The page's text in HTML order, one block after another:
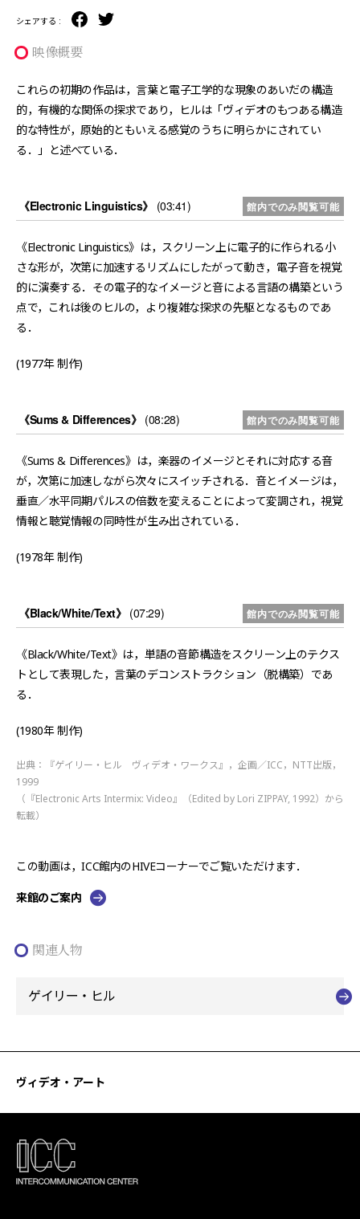
シェアする :
映像概要
これらの初期の作品は，言葉と電子工学的な現象のあいだの構造
的，有機的な関係の探求であり，ヒルは「ヴィデオのもつある構造
的な特性が，原始的ともいえる感覚のうちに明らかにされてい
る．」と述べている．
《Electronic Linguistics》 (03:41) 館内でのみ閲覧可能
《Electronic Linguistics》は，スクリーン上に電子的に作られる小
さな形が，次第に加速するリズムにしたがって動き，電子音を視覚
的に演奏する．その電子的なイメージと音による言語の構築という
点で，これは後のヒルの，より複雑な探求の先駆となるものであ
る．
(1977年 制作)
《Sums & Differences》 (08:28) 館内でのみ閲覧可能
《Sums & Differences》は，楽器のイメージとそれに対応する音
が，次第に加速しながら次々にスイッチされる．音とイメージは，
垂直／水平同期パルスの倍数を変えることによって変調され，視覚
情報と聴覚情報の同時性が生み出されている．
(1978年 制作)
《Black/White/Text》 (07:29) 館内でのみ閲覧可能
《Black/White/Text》は，単語の音節構造をスクリーン上のテクス
トとして表現した，言葉のデコンストラクション（脱構築）であ
る．
(1980年 制作)
出典：『ゲイリー・ヒル ヴィデオ・ワークス』，企画／ICC，NTT出版，
1999
（『Electronic Arts Intermix: Video』（Edited by Lori ZIPPAY, 1992）から
転載）
この動画は，ICC館内のHIVEコーナーでご覧いただけます．
来館のご案内
関連人物
ゲイリー・ヒル
ヴィデオ・アート